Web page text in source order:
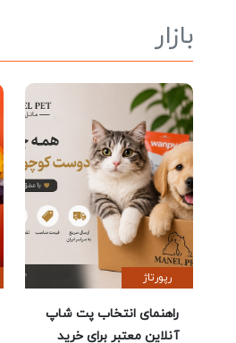
بازار
رپورتاژ
راهنمای انتخاب پت شاپ
آنلاین معتبر برای خرید